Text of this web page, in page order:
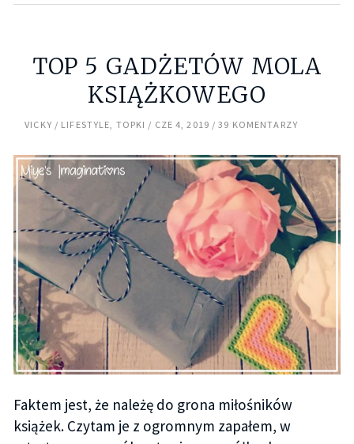
TOP 5 GADŻETÓW MOLA
KSIĄŻKOWEGO
VICKY LIFESTYLE TOPKI CZE 4, 2019 39 KOMENTARZY
Faktem jest, że należę do grona miłośników
książek. Czytam je z ogromnym zapałem, w